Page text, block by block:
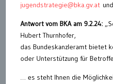
jugendstrategie@bka.gv.at
Antwort vom BKA am 9.2.24:
Hubert Thurnhofer,
das Bundeskanzleramt bietet
oder Unterstützung für
… es steht Ihnen die